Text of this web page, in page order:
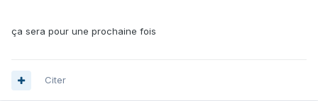
ça sera pour une prochaine fois
Citer